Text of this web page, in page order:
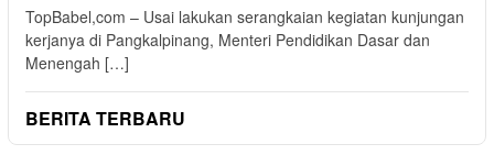
TopBabel,com – Usai lakukan serangkaian kegiatan kunjungan
kerjanya di Pangkalpinang, Menteri Pendidikan Dasar dan
Menengah […]
BERITA TERBARU